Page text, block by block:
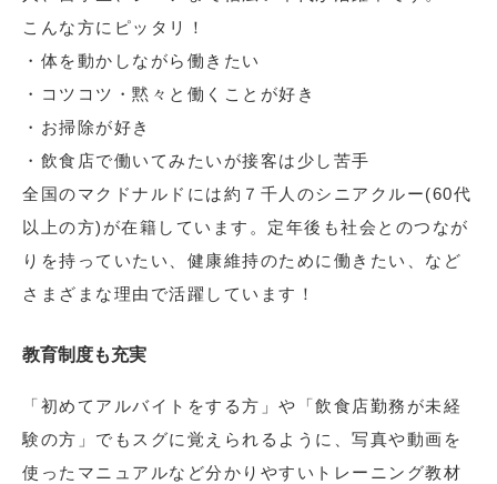
こんな方にピッタリ！
・体を動かしながら働きたい
・コツコツ・黙々と働くことが好き
・お掃除が好き
・飲食店で働いてみたいが接客は少し苦手
全国のマクドナルドには約７千人のシニアクルー(60代
以上の方)が在籍しています。定年後も社会とのつなが
りを持っていたい、健康維持のために働きたい、など
さまざまな理由で活躍しています！
教育制度も充実
「初めてアルバイトをする方」や「飲食店勤務が未経
験の方」でもスグに覚えられるように、写真や動画を
使ったマニュアルなど分かりやすいトレーニング教材